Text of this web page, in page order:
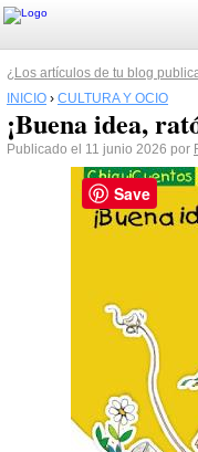
¿Los artículos de tu blog
INICIO › CULTURA Y OCIO
¡Buena idea,
Publicado el 11 junio 2026 por
Save